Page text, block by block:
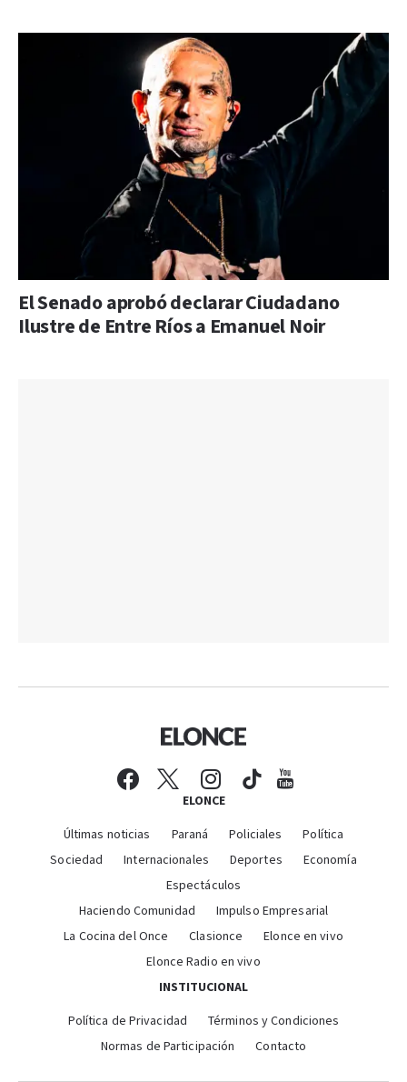
El Senado aprobó declarar Ciudadano
Ilustre de Entre Ríos a Emanuel Noir
ELONCE
Últimas noticias Paraná Policiales
Política
Sociedad
Internacionales Deportes
Economía
Espectáculos
Haciendo Comunidad
Impulso Empresarial
La Cocina del Once
Clasionce
Elonce en vivo
Elonce Radio en vivo
INSTITUCIONAL
Política de Privacidad
Términos y Condiciones
Normas de Participación
Contacto